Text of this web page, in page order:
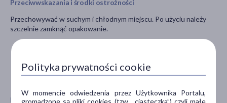
Pokaż wszystkie produkty DIET-FOOD
Przeciwwskazania i środki ostrożności
Przechowywać w suchym i chłodnym miejscu. Po użyciu należy
szczelnie zamknąć opakowanie.
Polityka prywatności cookie
W momencie odwiedzenia przez Użytkownika Portalu,
gromadzone są pliki cookies (tzw. „ciasteczka”) czyli małe